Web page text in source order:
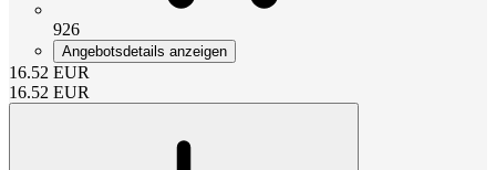
926
Angebotsdetails anzeigen
16.52 EUR
16.52 EUR